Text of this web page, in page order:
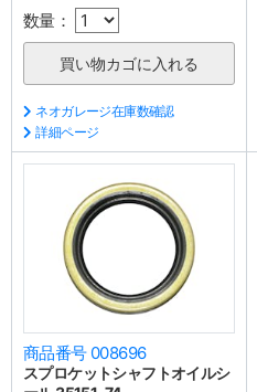
数量：
ネオガレージ在庫数確認
詳細ページ
商品番号 008696
スプロケットシャフトオイルシ